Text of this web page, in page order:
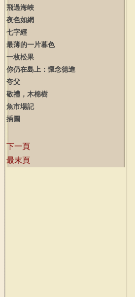
飛過海峽
夜色如網
七字經
最薄的一片暮色
一枚松果
你仍在島上：懷念德進
夸父
敬禮，木棉樹
魚市場記
插圖
下一頁
最末頁